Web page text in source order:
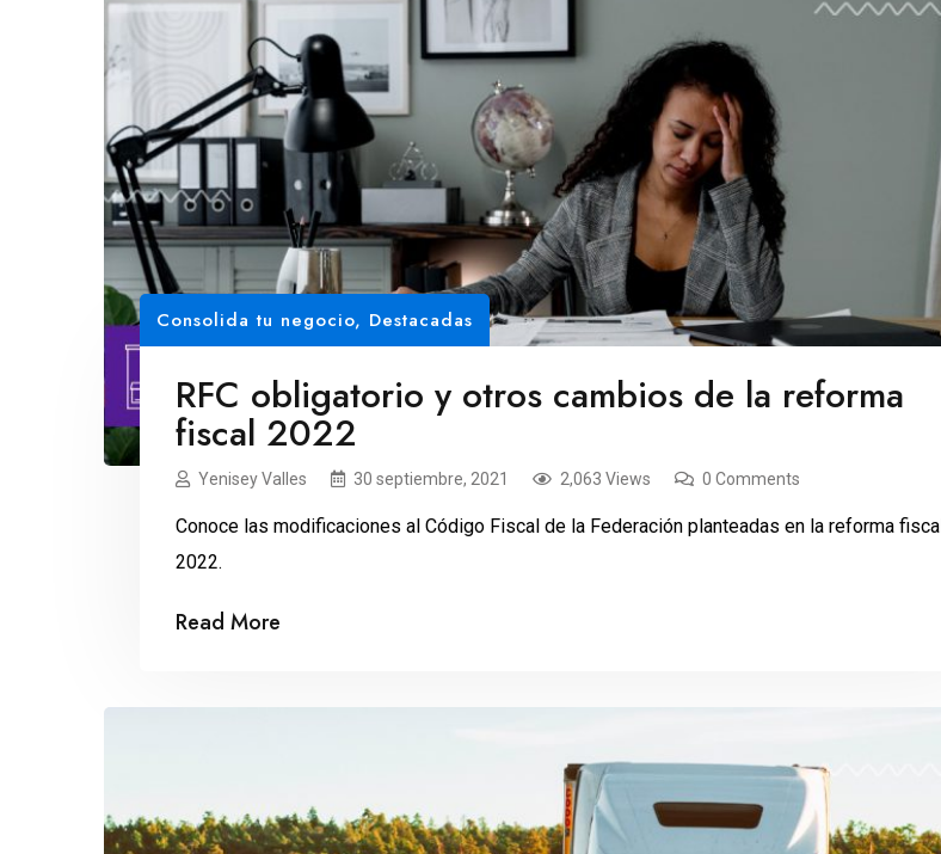
Consolida tu negocio, Destacadas
RFC obligatorio y otros cambios de la reforma
fiscal 2022
Yenisey Valles 30 septiembre, 2021 2,063 Views 0 Comments
Conoce las modificaciones al Código Fiscal de la Federación planteadas en la reforma fiscal
2022.
Read More